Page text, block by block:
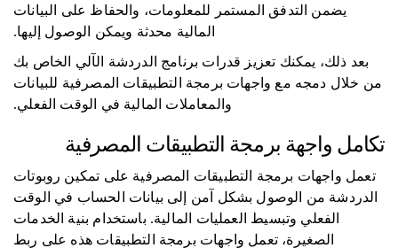
يضمن التدفق المستمر للمعلومات، والحفاظ على البيانات
المالية محدثة ويمكن الوصول إليها.
بعد ذلك، يمكنك تعزيز قدرات برنامج الدردشة الآلي الخاص بك
من خلال دمجه مع واجهات برمجة التطبيقات المصرفية للبيانات
والمعاملات المالية في الوقت الفعلي.
تكامل واجهة برمجة التطبيقات المصرفية
تعمل واجهات برمجة التطبيقات المصرفية على تمكين روبوتات
الدردشة من الوصول بشكل آمن إلى بيانات الحساب في الوقت
الفعلي وتبسيط العمليات المالية. باستخدام بنية الخدمات
الصغيرة، تعمل واجهات برمجة التطبيقات هذه على ربط